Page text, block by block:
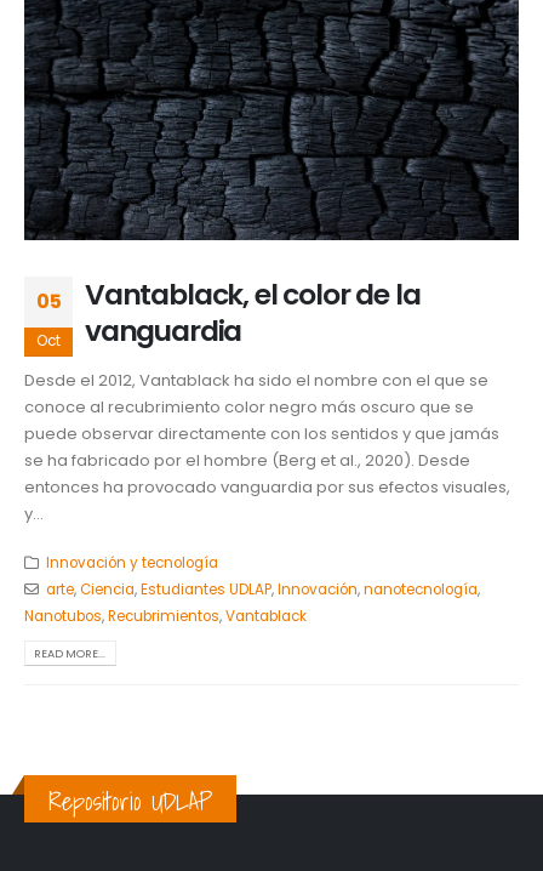
05
Oct
Vantablack, el color de la
vanguardia
Desde el 2012, Vantablack ha sido el nombre con el que se
conoce al recubrimiento color negro más oscuro que se
puede observar directamente con los sentidos y que jamás
se ha fabricado por el hombre (Berg et al., 2020). Desde
entonces ha provocado vanguardia por sus efectos visuales,
y...
Innovación y tecnología
arte,Ciencia,Estudiantes UDLAP,Innovación,nanotecnología,
Nanotubos,Recubrimientos,Vantablack
READ MORE...
Repositorio UDLAP